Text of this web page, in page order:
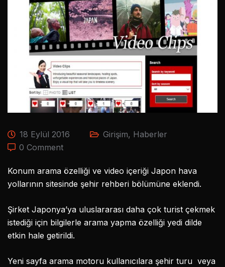
18 Eylül 2016 Girişim, Haberler
0 Comment
Konum arama özelliği ve video içeriği Japon hava
yollarının sitesinde şehir rehberi bölümüne eklendi.
Şirket Japonya’ya uluslararası daha çok turist çekmek
istediği için bilgilerle arama yapma özelliği yedi dilde
etkin hale getirildi.
Yeni sayfa arama motoru kullanıcılara şehir turu veya